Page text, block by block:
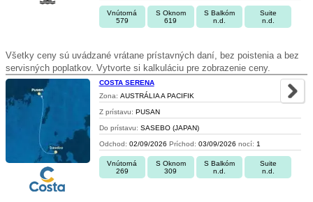
Vnútorná
579
S Oknom
619
S Balkóm
n.d.
Suite
n.d.
Všetky ceny sú uvádzané vrátane prístavných daní, bez poistenia a bez
servisných poplatkov. Vytvorte si kalkuláciu pre zobrazenie ceny.
COSTA SERENA
Zona: AUSTRÁLIA A PACIFIK
Z prístavu: PUSAN
Do prístavu: SASEBO (JAPAN)
Odchod: 02/09/2026 Príchod: 03/09/2026 nocí: 1
Vnútorná
269
S Oknom
309
S Balkóm
n.d.
Suite
n.d.